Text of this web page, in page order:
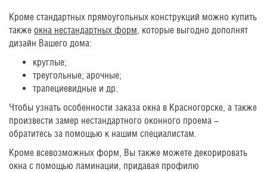
Кроме стандартных прямоугольных конструкций можно купить
также окна нестандартных форм , которые выгодно дополнят
дизайн Вашего дома:
круглые;
треугольные; арочные;
трапециевидные и др.
Чтобы узнать особенности заказа окна в Красногорске, а также
произвести замер нестандартного оконного проема –
обратитесь за помощью к нашим специалистам.
Кроме всевозможных форм, Вы также можете декорировать
окна с помощью ламинации, придавая профилю